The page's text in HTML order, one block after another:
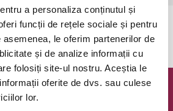
a personaliza conținutul și
funcții de rețele sociale și pentru
le oferim partenerilor de
și de analize informații cu
folosiți site-ul nostru. Aceștia le
oferite de dvs. sau culese
lor.
a expirat.
@ Bilete.ro